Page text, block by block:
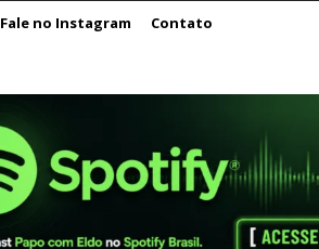
Fale no Instagram Contato